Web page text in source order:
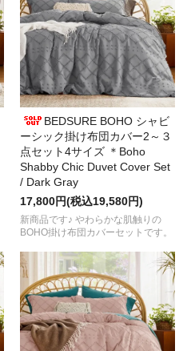
BEDSURE BOHO シャビ
ーシック掛け布団カバー2～３
点セット4サイズ ＊Boho
Shabby Chic Duvet Cover Set
/ Dark Gray
17,800円(税込19,580円)
新商品です♪ やわらかな肌触りの
BOHO掛け布団カバーセットです。